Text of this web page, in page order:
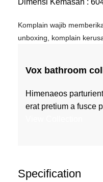
Komplain wajib
unboxing, komplain
Vox bathroom
Himenaeos
erat pretium a fusce
Specification